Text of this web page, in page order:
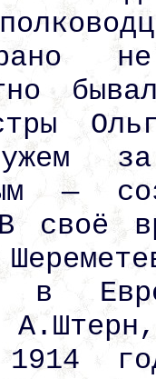
не
за
—
своё
в